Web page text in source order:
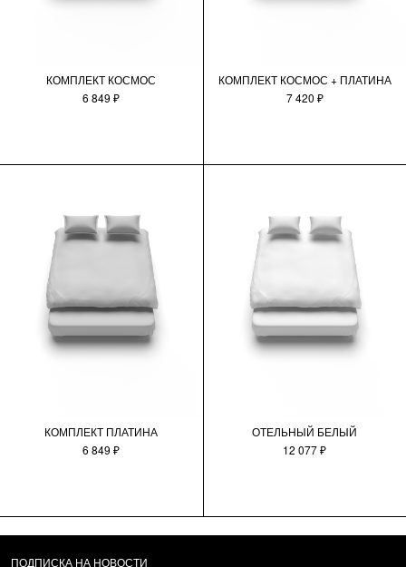
КОМПЛЕКТ КОСМОС
6 849 ₽
КОМПЛЕКТ КОСМОС + ПЛАТИНА
7 420 ₽
КОМПЛЕКТ ПЛАТИНА
6 849 ₽
ОТЕЛЬНЫЙ БЕЛЫЙ
12 077 ₽
ПОДПИСКА НА НОВОСТИ